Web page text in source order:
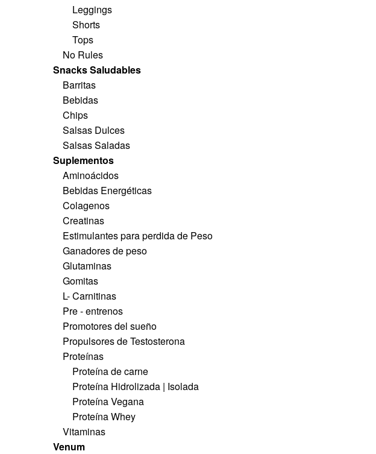
Leggings
Shorts
Tops
No Rules
Snacks Saludables
Barritas
Bebidas
Chips
Salsas Dulces
Salsas Saladas
Suplementos
Aminoácidos
Bebidas Energéticas
Colagenos
Creatinas
Estimulantes para perdida de Peso
Ganadores de peso
Glutaminas
Gomitas
L- Carnitinas
Pre - entrenos
Promotores del sueño
Propulsores de Testosterona
Proteínas
Proteína de carne
Proteína Hidrolizada | Isolada
Proteína Vegana
Proteína Whey
Vitaminas
Venum